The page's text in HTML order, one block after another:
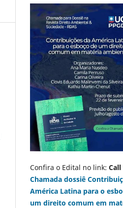
Confira o Edital no link:
Chamada dossiê
América Latina para o
um direito comum em